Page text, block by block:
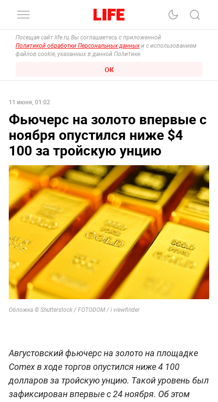
Посещая сайт life.ru, Вы соглашаетесь с приложенной
Политикой обработки Персональных данных и с использованием
файлов cookie, указанных в данной Политике.
ОК
11 июня, 01:02
Фьючерс на золото впервые с
ноября опустился ниже $4
100 за тройскую унцию
Обложка © Shutterstock / FOTODOM / i viewfinder
Августовский фьючерс на золото на площадке
Comex в ходе торгов опустился ниже 4 100
долларов за тройскую унцию. Такой уровень был
зафиксирован впервые с 24 ноября. Об этом